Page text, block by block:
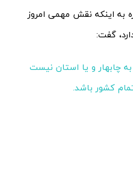
به اینکه نقش مهمی امروز
گفت:
به چابهار و یا استان نیست
کشور باشد.